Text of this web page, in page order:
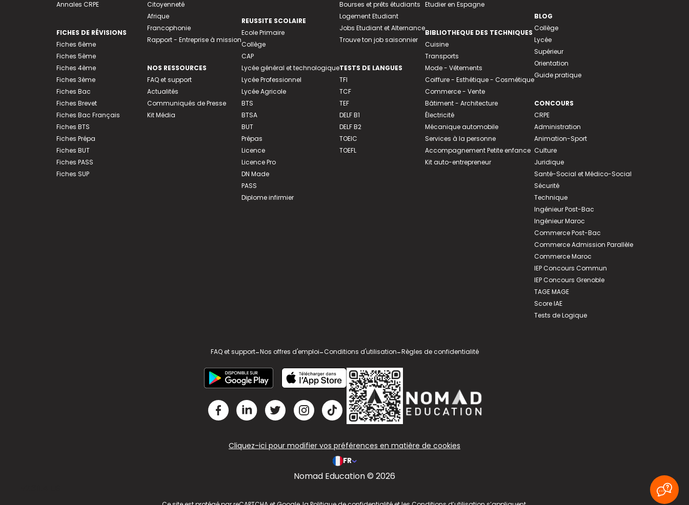
Annales CRPE
FICHES DE RÉVISIONS
Fiches 6ème
Fiches 5ème
Fiches 4ème
Fiches 3ème
Fiches Bac
Fiches Brevet
Fiches Bac Français
Fiches BTS
Fiches Prépa
Fiches BUT
Fiches PASS
Fiches SUP
Citoyenneté
Afrique
Francophonie
Rapport - Entreprise à mission
NOS RESSOURCES
FAQ et support
Actualités
Communiqués de Presse
Kit Média
REUSSITE SCOLAIRE
Ecole Primaire
Collège
CAP
Lycée général et technologique
Lycée Professionnel
Lycée Agricole
BTS
BTSA
BUT
Prépas
Licence
Licence Pro
DN Made
PASS
Diplome infirmier
Bourses et prêts étudiants
Logement Etudiant
Jobs Etudiant et Alternance
Trouve ton job saisonnier
TESTS DE LANGUES
TFI
TCF
TEF
DELF B1
DELF B2
TOEIC
TOEFL
Etudier en Espagne
BIBLIOTHEQUE DES TECHNIQUES
Cuisine
Transports
Mode - Vêtements
Coiffure - Esthétique - Cosmétique
Commerce - Vente
Bâtiment - Architecture
Électricité
Mécanique automobile
Services à la personne
Accompagnement Petite enfance
Kit auto-entrepreneur
BLOG
Collège
Lycée
Supérieur
Orientation
Guide pratique
CONCOURS
CRPE
Administration
Animation-Sport
Culture
Juridique
Santé-Social et Médico-Social
Sécurité
Technique
Ingénieur Post-Bac
Ingénieur Maroc
Commerce Post-Bac
Commerce Admission Parallèle
Commerce Maroc
IEP Concours Commun
IEP Concours Grenoble
TAGE MAGE
Score IAE
Tests de Logique
FAQ et support-Nos offres d'emploi-Conditions d'utilisation-Règles de confidentialité
Cliquez-ici pour modifier vos préférences en matière de cookies
FR
Nomad Education © 2026